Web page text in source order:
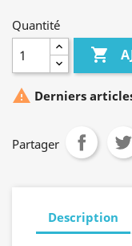
Quantité

 Derniers
Partager
Description